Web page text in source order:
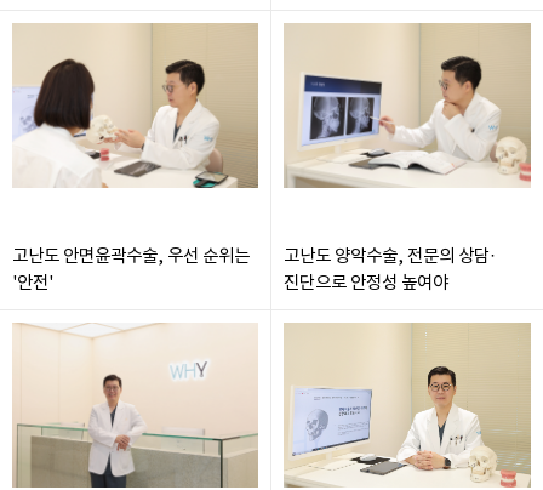
고난도 안면윤곽수술, 우선 순위는
'안전'
고난도 양악수술, 전문의 상담·
진단으로 안정성 높여야